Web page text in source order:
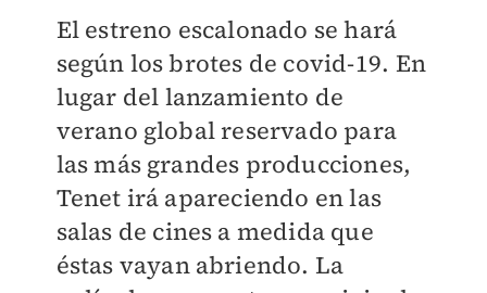
El estreno escalonado se hará
según los brotes de covid-19. En
lugar del lanzamiento de
verano global reservado para
las más grandes producciones,
Tenet irá apareciendo en las
salas de cines a medida que
éstas vayan abriendo. La